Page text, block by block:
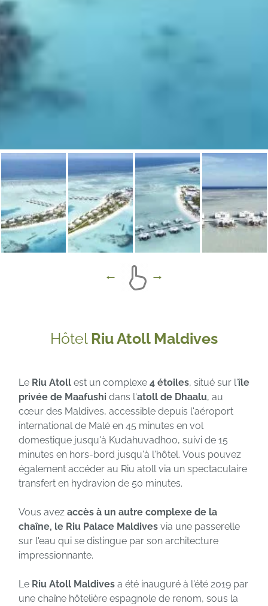
Hôtel Riu Atoll Maldives
Le Riu Atoll est un complexe 4 étoiles, situé sur l'île
privée de Maafushi dans l'atoll de Dhaalu, au
cœur des Maldives, accessible depuis l'aéroport
international de Malé en 45 minutes en vol
domestique jusqu'à Kudahuvadhoo, suivi de 15
minutes en hors-bord jusqu'à l'hôtel. Vous pouvez
également accéder au Riu atoll via un spectaculaire
transfert en hydravion de 50 minutes.
Vous avez accès à un autre complexe de la
chaîne, le Riu Palace Maldives via une passerelle
sur l'eau qui se distingue par son architecture
impressionnante.
Le Riu Atoll Maldives a été inauguré à l'été 2019 par
une chaîne hôtelière espagnole de renom, sous la